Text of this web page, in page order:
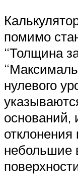
помимо
“Толщина
нулевого
небольшие